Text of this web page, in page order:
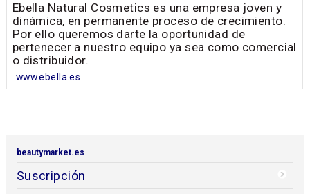
Ebella Natural Cosmetics es una empresa joven y
dinámica, en permanente proceso de crecimiento.
Por ello queremos darte la oportunidad de
pertenecer a nuestro equipo ya sea como comercial
o distribuidor.
www.ebella.es
beautymarket.es
Suscripción